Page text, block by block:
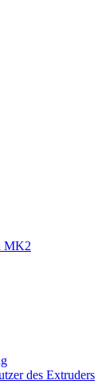
MK2
des Extruders